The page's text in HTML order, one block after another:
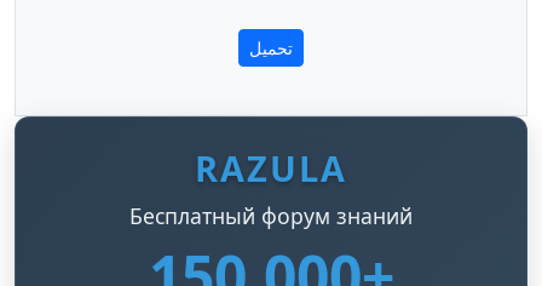
تحميل
RAZULA
Бесплатный форум знаний